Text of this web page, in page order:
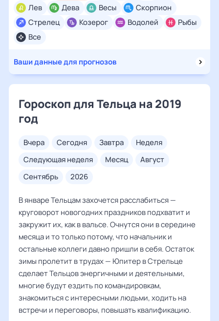
Все
Лев
Дева Весы
Скорпион
Стрелец
Козерог Водолей Рыбы
Ваши данные для прогнозов
Гороскоп для Тельца на 2019
год
вчера сегодня завтра
неделя
следующая неделя
месяц
август
сентябрь
2026
В январе Тельцам захочется расслабиться —
круговорот новогодних праздников подхватит и
закружит их, как в вальсе. Очнутся они в середине
месяца и то только потому, что начальник и
остальные коллеги давно пришли в себя. Остаток
зимы пролетит в трудах — Юпитер в Стрельце
сделает Тельцов энергичными и деятельными,
многие будут ездить по командировкам,
знакомиться с интересными людьми, ходить на
встречи и переговоры, повышать квалификацию.